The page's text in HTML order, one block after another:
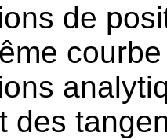
de
des